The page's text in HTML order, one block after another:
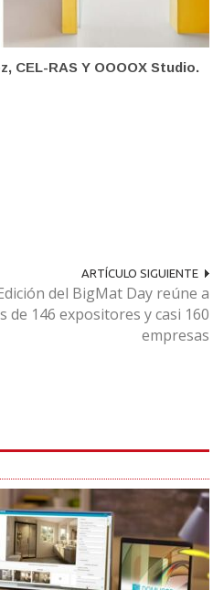
CEL-RAS Y OOOOX Studio.
ARTÍCULO SIGUIENTE
del BigMat Day reúne a
de 146 expositores y casi 160
empresas